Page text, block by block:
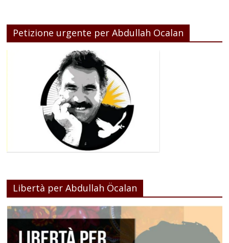
Petizione urgente per Abdullah Ocalan
Libertà per Abdullah Öcalan